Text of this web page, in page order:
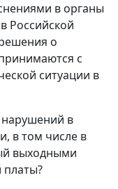
в органы
Российской
о
с
ситуации в
в
в том числе в
выходными